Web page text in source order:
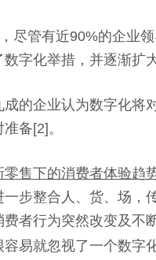
尽管有近90%的企业
字化举措，并逐渐扩
的企业认为数字化将
备[2]。
售下的消费者体验趋
步整合人、货、场，
者行为突然改变及不
容易就忽视了一个数